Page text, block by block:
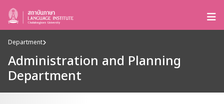
Department
Administration and Planning
Department